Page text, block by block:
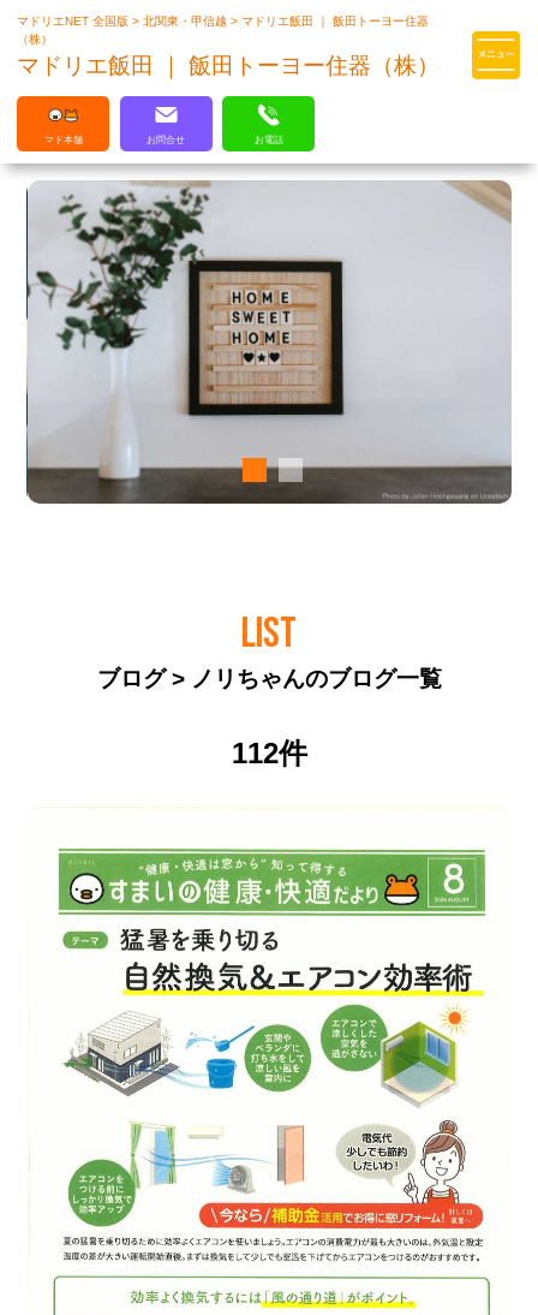
マドリエはLIXILの厳しい基準を
マドリエNET 全国版>北関東・甲信越>マドリエ飯田 ｜ 飯田トーヨー住器
（株）
マドリエ飯田 ｜ 飯田トーヨー住器（株）
マド本舗 お問合せ お電話
LIST
ブログ > ノリちゃんのブログ一覧
112件